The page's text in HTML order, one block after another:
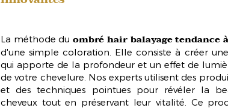
La méthode duombré hair balayage tendance
d'une simple coloration. Elle consiste à créer
qui apporte de la profondeur et un effet de
de votre chevelure. Nos experts utilisent des
et des techniques pointues pour révéler la
cheveux tout en préservant leur vitalité. Ce